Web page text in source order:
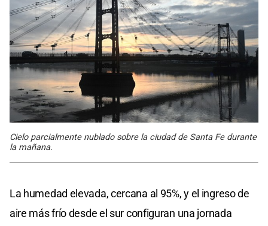
Cielo parcialmente nublado sobre la ciudad de Santa Fe durante
la mañana.
La humedad elevada, cercana al 95%, y el ingreso de
aire más frío desde el sur configuran una jornada